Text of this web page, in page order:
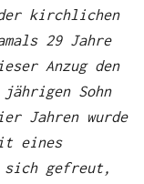
kirchlichen
29 Jahre
Anzug den
Sohn
Jahren wurde
eines
sich gefreut,